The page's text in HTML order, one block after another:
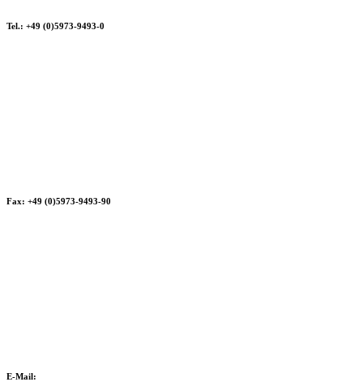
Tel.: +49 (0)5973-9493-0
Fax: +49 (0)5973-9493-90
E-Mail: